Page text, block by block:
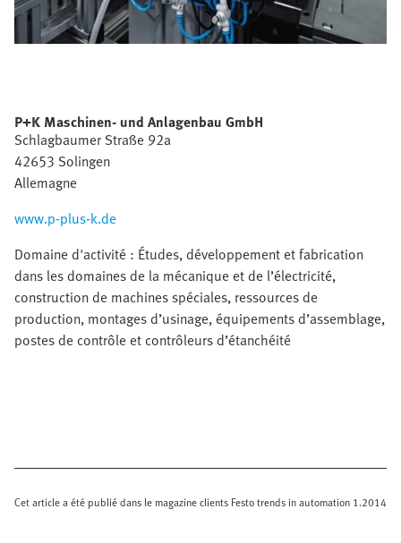
P+K Maschinen- und Anlagenbau GmbH
Schlagbaumer Straße 92a
42653 Solingen
Allemagne
www.p-plus-k.de
Domaine d'activité : Études, développement et fabrication
dans les domaines de la mécanique et de l’électricité,
construction de machines spéciales, ressources de
production, montages d’usinage, équipements d’assemblage,
postes de contrôle et contrôleurs d’étanchéité
Cet article a été publié dans le magazine clients Festo trends in automation 1.2014